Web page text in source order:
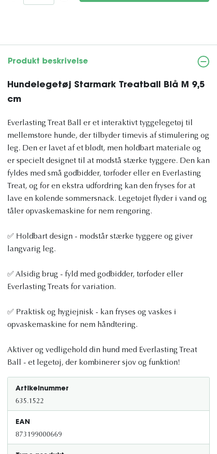
Produkt beskrivelse
Hundelegetøj Starmark Treatball Blå M 9,5
cm
Everlasting Treat Ball er et interaktivt tyggelegetøj til
mellemstore hunde, der tilbyder timevis af stimulering og
leg. Den er lavet af et blødt, men holdbart materiale og
er specielt designet til at modstå stærke tyggere. Den kan
fyldes med små godbidder, tørfoder eller en Everlasting
Treat, og for en ekstra udfordring kan den fryses for at
lave en kølende sommersnack. Legetøjet flyder i vand og
tåler opvaskemaskine for nem rengøring.
✅ Holdbart design - modstår stærke tyggere og giver
langvarig leg.
✅ Alsidig brug - fyld med godbidder, tørfoder eller
Everlasting Treats for variation.
✅ Praktisk og hygiejnisk - kan fryses og vaskes i
opvaskemaskine for nem håndtering.
Aktiver og vedligehold din hund med Everlasting Treat
Ball - et legetøj, der kombinerer sjov og funktion!
Artikelnummer
635.1522
EAN
873199000669